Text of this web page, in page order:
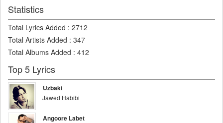
Statistics
Total Lyrics Added : 2712
Total Artists Added : 347
Total Albums Added : 412
Top 5 Lyrics
Uzbaki
Jawed Habibi
Angoore Labet